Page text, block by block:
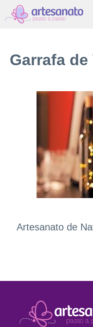
Pular
para
conteúdo
Garrafa
Artesanato de